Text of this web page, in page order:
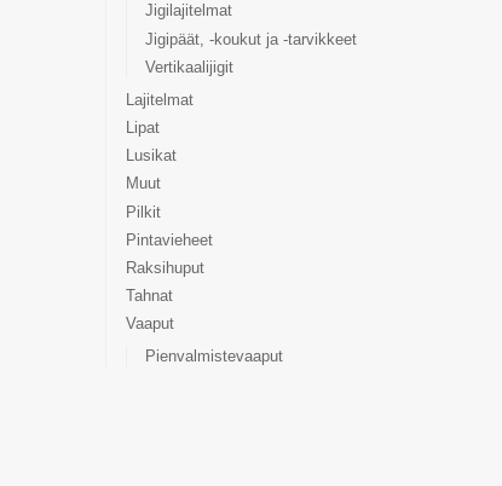
Jigilajitelmat
Jigipäät, -koukut ja -tarvikkeet
Vertikaalijigit
Lajitelmat
Lipat
Lusikat
Muut
Pilkit
Pintavieheet
Raksihuput
Tahnat
Vaaput
Pienvalmistevaaput